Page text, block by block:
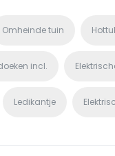
Omheinde tuin
incl.
Ledikantje